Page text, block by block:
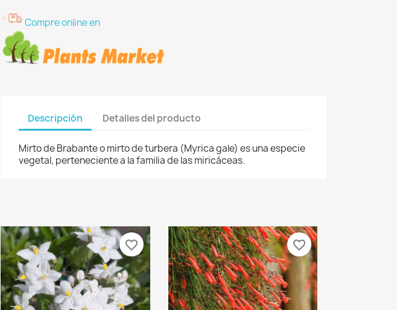
Compre online en
Descripción Detalles del producto
Mirto de Brabante o mirto de turbera (Myrica gale) es una especie
vegetal, perteneciente a la familia de las miricáceas.
favorite_border favorite_border